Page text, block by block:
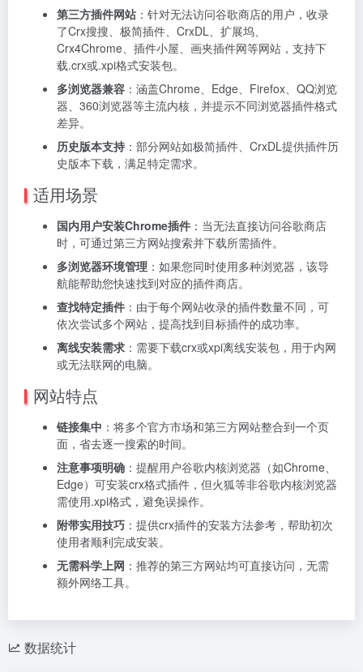
第三方插件网站 ：针对无法访问谷歌商店的用户，收录
了Crx搜搜、极简插件、CrxDL、扩展坞、
Crx4Chrome、插件小屋、画夹插件网等网站，支持下
载.crx或.xpi格式安装包。
多浏览器兼容 ：涵盖Chrome、Edge、Firefox、QQ浏览
器、360浏览器等主流内核，并提示不同浏览器插件格式
差异。
历史版本支持 ：部分网站如极简插件、CrxDL提供插件历
史版本下载，满足特定需求。
适用场景
国内用户安装Chrome插件 ：当无法直接访问谷歌商店
时，可通过第三方网站搜索并下载所需插件。
多浏览器环境管理 ：如果您同时使用多种浏览器，该导
航能帮助您快速找到对应的插件商店。
查找特定插件 ：由于每个网站收录的插件数量不同，可
依次尝试多个网站，提高找到目标插件的成功率。
离线安装需求 ：需要下载crx或xpi离线安装包，用于内网
或无法联网的电脑。
网站特点
链接集中 ：将多个官方市场和第三方网站整合到一个页
面，省去逐一搜索的时间。
注意事项明确 ：提醒用户谷歌内核浏览器（如Chrome、
Edge）可安装crx格式插件，但火狐等非谷歌内核浏览器
需使用.xpi格式，避免误操作。
附带实用技巧 ：提供crx插件的安装方法参考，帮助初次
使用者顺利完成安装。
无需科学上网 ：推荐的第三方网站均可直接访问，无需
额外网络工具。
数据统计